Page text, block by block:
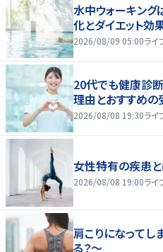
水中ウォーキング
化とダイエット効
2026/08/09 05:00ライ
20代でも健康診
理由とおすすめの
2026/08/08 19:30ライ
女性特有の疾患
2026/08/08 19:00ライ
肩こりになって
る？～